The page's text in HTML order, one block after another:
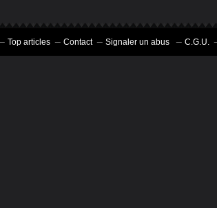
Top articles Contact Signaler un abus C.G.U.